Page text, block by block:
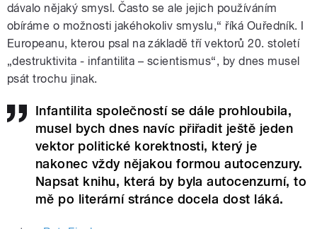
dávalo nějaký smysl. Často se ale jejich používáním
obíráme o možnosti jakéhokoliv smyslu,“ říká Ouředník. I
Europeanu, kterou psal na základě tří vektorů 20. století
„destruktivita - infantilita – scientismus“, by dnes musel
psát trochu jinak.
Infantilita společností se dále prohloubila,
musel bych dnes navíc přiřadit ještě jeden
vektor politické korektnosti, který je
nakonec vždy nějakou formou autocenzury.
Napsat knihu, která by byla autocenzurní, to
mě po literární stránce docela dost láká.